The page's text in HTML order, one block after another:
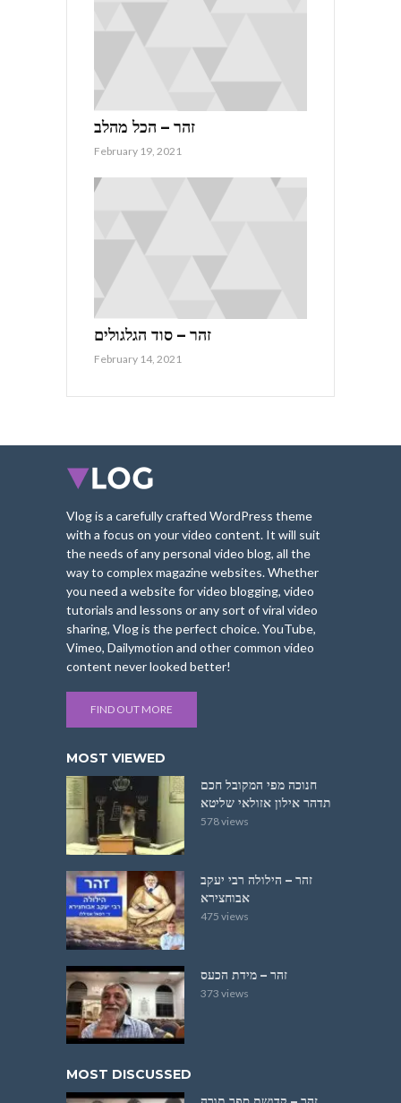
זהר – הכל מהלב
February 19, 2021
זהר – סוד הגלגולים
February 14, 2021
Vlog is a carefully crafted WordPress theme
with a focus on your video content. It will suit
the needs of any personal video blog, all the
way to complex magazine websites. Whether
you need a website for video blogging, video
tutorials and lessons or any sort of viral video
sharing, Vlog is the perfect choice. YouTube,
Vimeo, Dailymotion and other common video
content never looked better!
FIND OUT MORE
MOST VIEWED
חנוכה מפי המקובל חכם
תדהר אילון אזולאי שליטא
578 views
זהר – הילולה רבי יעקב
אבוחצירא
475 views
זהר – מידת הכעס
373 views
MOST DISCUSSED